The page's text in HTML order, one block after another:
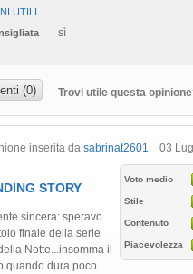
UTILI
sì
(0) Trovi utile questa
inserita da sabrinat2601 03
Voto medio
Stile
Contenuto
Piacevolezza
STORY
sincera: speravo
finale della serie
Notte...insomma il
quando dura poco...